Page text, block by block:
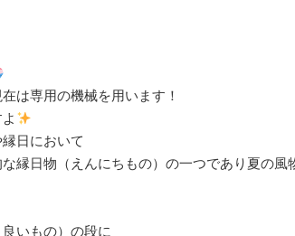
は専用の機械を用います！
日において⁡
縁日物（えんにちもの）の一つであり夏の風
いもの）の段に⁡